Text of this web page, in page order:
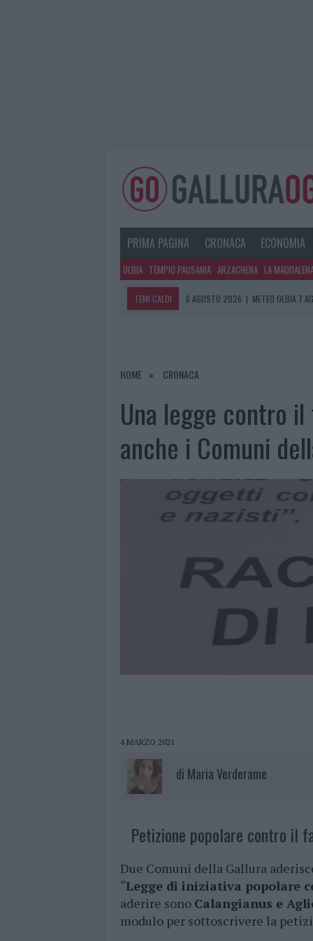
PRIMA PAGINA CRONACA ECONOMIA
OLBIA TEMPIO PAUSANIA ARZACHENA LA
TEMI CALDI 6 AGOSTO 2026 | METEO OLBIA 7
6 AGOSTO 2026
|
HOME CRONACA
Una legge contro
anche i Comuni
4 MARZO 2021
di Maria Verderame
Petizione popolare contro il
Due Comuni della Gallura
“Legge di iniziativa popolare
aderire sono Calangianus e
modulo per sottoscrivere la